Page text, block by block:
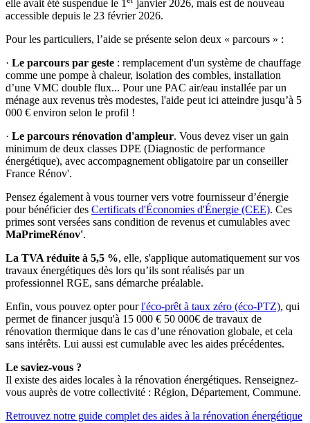
elle avait été suspendue le 1
janvier 2026, mais est de nouveau
accessible depuis le 23 février 2026.
Pour les particuliers, l’aide se présente selon deux « parcours » :
· Le parcours par geste : remplacement d'un système de chauffage
comme une pompe à chaleur, isolation des combles, installation
d’une VMC double flux... Pour une PAC air/eau installée par un
ménage aux revenus très modestes, l'aide peut ici atteindre jusqu’à 5
000 € environ selon le profil !
· Le parcours rénovation d'ampleur. Vous devez viser un gain
minimum de deux classes DPE (Diagnostic de performance
énergétique), avec accompagnement obligatoire par un conseiller
France Rénov'.
Pensez également à vous tourner vers votre fournisseur d’énergie
pour bénéficier des Certificats d'Économies d'Énergie (CEE). Ces
primes sont versées sans condition de revenus et cumulables avec
MaPrimeRénov'.
La TVA réduite à 5,5 %, elle, s'applique automatiquement sur vos
travaux énergétiques dès lors qu’ils sont réalisés par un
professionnel RGE, sans démarche préalable.
Enfin, vous pouvez opter pour l'éco-prêt à taux zéro (éco-PTZ), qui
permet de financer jusqu'à 15 000 € 50 000€ de travaux de
rénovation thermique dans le cas d’une rénovation globale, et cela
sans intérêts. Lui aussi est cumulable avec les aides précédentes.
Le saviez-vous ?
Il existe des aides locales à la rénovation énergétiques. Renseignez-
vous auprès de votre collectivité : Région, Département, Commune.
Retrouvez notre guide complet des aides à la rénovation énergétique